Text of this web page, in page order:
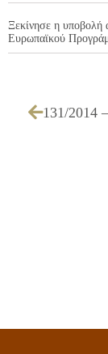
Ξεκίνησε η υποβολή
Ευρωπαϊκού